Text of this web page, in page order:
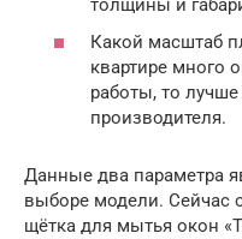
толщины и
Какой масштаб
квартире много
работы, то
производителя.
Данные два параметра
выборе модели. Сейчас
щётка для мытья окон